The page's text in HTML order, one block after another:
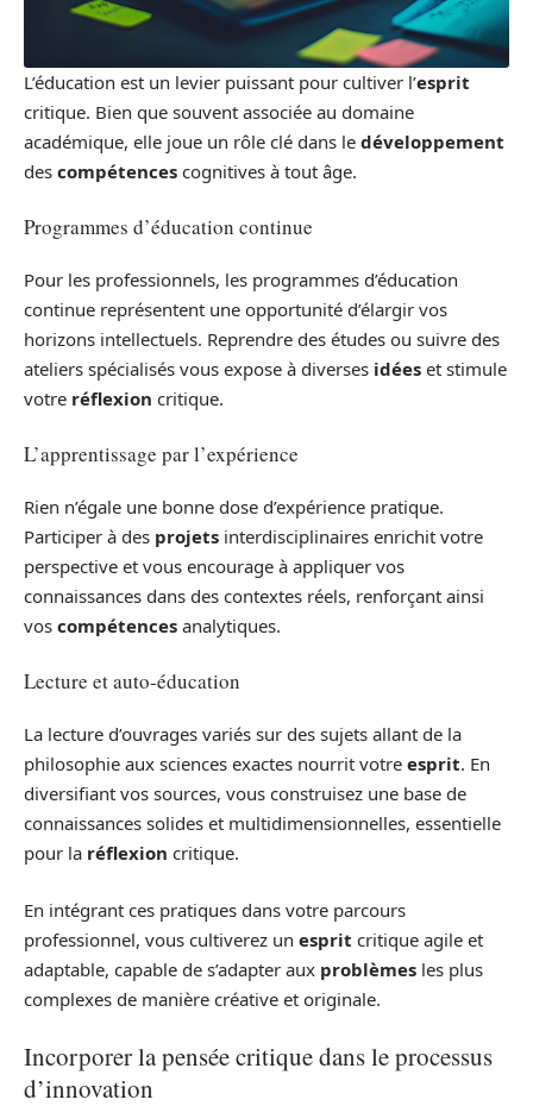
L’éducation est un levier puissant pour cultiver l’esprit
critique. Bien que souvent associée au domaine
académique, elle joue un rôle clé dans le développement
des compétences cognitives à tout âge.
Programmes d’éducation continue
Pour les professionnels, les programmes d’éducation
continue représentent une opportunité d’élargir vos
horizons intellectuels. Reprendre des études ou suivre des
ateliers spécialisés vous expose à diverses idées et stimule
votre réflexion critique.
L’apprentissage par l’expérience
Rien n’égale une bonne dose d’expérience pratique.
Participer à des projets interdisciplinaires enrichit votre
perspective et vous encourage à appliquer vos
connaissances dans des contextes réels, renforçant ainsi
vos compétences analytiques.
Lecture et auto-éducation
La lecture d’ouvrages variés sur des sujets allant de la
philosophie aux sciences exactes nourrit votre esprit. En
diversifiant vos sources, vous construisez une base de
connaissances solides et multidimensionnelles, essentielle
pour la réflexion critique.
En intégrant ces pratiques dans votre parcours
professionnel, vous cultiverez un esprit critique agile et
adaptable, capable de s’adapter aux problèmes les plus
complexes de manière créative et originale.
Incorporer la pensée critique dans le processus
d’innovation